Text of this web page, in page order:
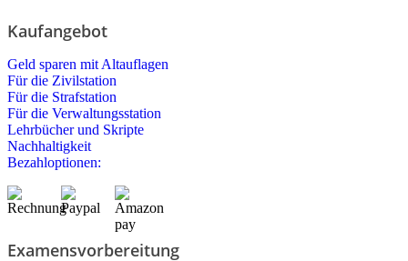
Kaufangebot
Geld sparen mit Altauflagen
Für die Zivilstation
Für die Strafstation
Für die Verwaltungsstation
Lehrbücher und Skripte
Nachhaltigkeit
Bezahloptionen:
Examensvorbereitung